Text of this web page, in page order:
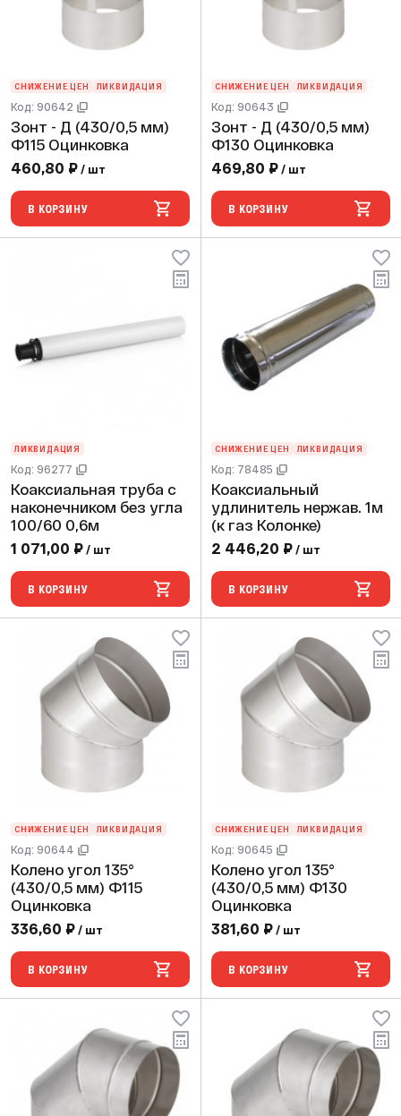
СНИЖЕНИЕ ЦЕН ЛИКВИДАЦИЯ
Код: 90642
Зонт - Д (430/0,5 мм)
Ф115 Оцинковка
460,80 ₽ / шт
В КОРЗИНУ
СНИЖЕНИЕ ЦЕН ЛИКВИДАЦИЯ
Код: 90643
Зонт - Д (430/0,5 мм)
Ф130 Оцинковка
469,80 ₽ / шт
В КОРЗИНУ
ЛИКВИДАЦИЯ
Код: 96277
Коаксиальная труба с
наконечником без угла
100/60 0,6м
1 071,00 ₽ / шт
В КОРЗИНУ
СНИЖЕНИЕ ЦЕН ЛИКВИДАЦИЯ
Код: 78485
Коаксиальный
удлинитель нержав. 1м
(к газ Колонке)
2 446,20 ₽ / шт
В КОРЗИНУ
СНИЖЕНИЕ ЦЕН ЛИКВИДАЦИЯ
Код: 90644
Колено угол 135°
(430/0,5 мм) Ф115
Оцинковка
336,60 ₽ / шт
В КОРЗИНУ
СНИЖЕНИЕ ЦЕН ЛИКВИДАЦИЯ
Код: 90645
Колено угол 135°
(430/0,5 мм) Ф130
Оцинковка
381,60 ₽ / шт
В КОРЗИНУ